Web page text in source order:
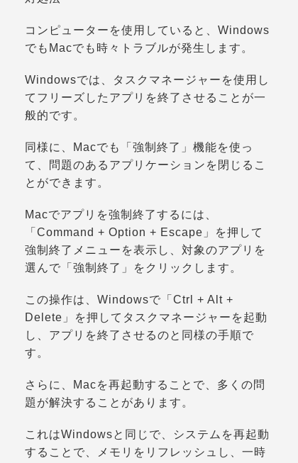
コンピューターを使用していると、Windows
でもMacでも時々トラブルが発生します。
Windowsでは、タスクマネージャーを使用し
てフリーズしたアプリを終了させることが一
般的です。
同様に、Macでも「強制終了」機能を使っ
て、問題のあるアプリケーションを閉じるこ
とができます。
Macでアプリを強制終了するには、
「 Command + Option + Escape 」を押して
強制終了メニューを表示し、対象のアプリを
選んで「 強制終了 」をクリックします。
この操作は、Windowsで「 Ctrl + Alt +
Delete 」を押してタスクマネージャーを起動
し、アプリを終了させるのと同様の手順で
す。
さらに、Macを再起動することで、多くの問
題が解決することがあります。
これはWindowsと同じで、システムを再起動
することで、メモリをリフレッシュし、一時